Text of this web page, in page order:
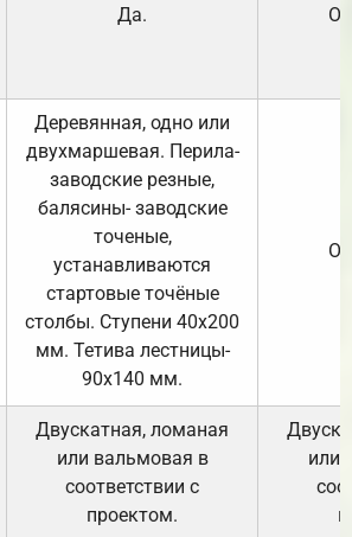
Да.
Деревянная, одно или
двухмаршевая. Перила-
заводские резные,
балясины- заводские
точеные,
устанавливаются
стартовые точёные
столбы. Ступени 40х200
мм. Тетива лестницы-
90х140 мм.
Двускатная, ломаная
или вальмовая в
соответствии с
проектом.
или